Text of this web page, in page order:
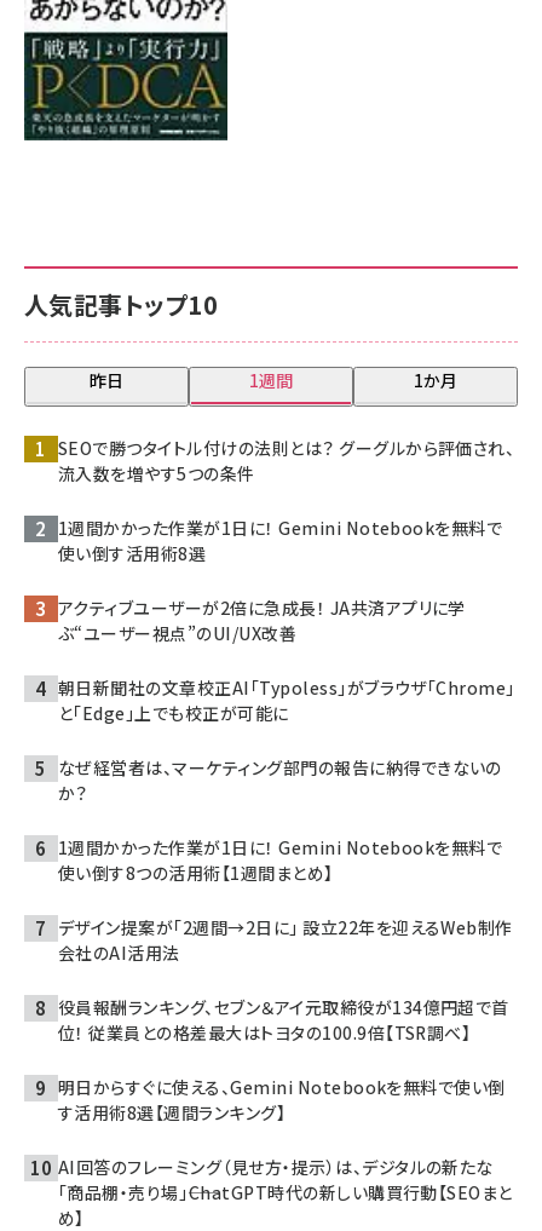
人気記事トップ10
昨日 1週間 1か月
SEOで勝つタイトル付けの法則とは？ グーグルから評価され、
流入数を増やす5つの条件
1週間かかった作業が1日に！ Gemini Notebookを無料で
使い倒す活用術8選
アクティブユーザーが2倍に急成長！ JA共済アプリに学
ぶ“ユーザー視点”のUI/UX改善
朝日新聞社の文章校正AI「Typoless」がブラウザ「Chrome」
と「Edge」上でも校正が可能に
なぜ経営者は、マーケティング部門の報告に納得できないの
か？
1週間かかった作業が1日に！ Gemini Notebookを無料で
使い倒す8つの活用術【1週間まとめ】
デザイン提案が「2週間→2日に」 設立22年を迎えるWeb制作
会社のAI活用法
役員報酬ランキング、セブン＆アイ元取締役が134億円超で首
位！ 従業員との格差最大はトヨタの100.9倍【TSR調べ】
明日からすぐに使える、Gemini Notebookを無料で使い倒
す活用術8選【週間ランキング】
AI回答のフレーミング（見せ方・提示）は、デジタルの新たな
「商品棚・売り場」――ChatGPT時代の新しい購買行動【SEOまと
め】